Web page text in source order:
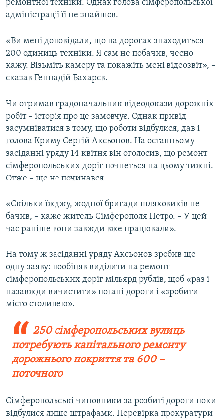
ремонтної техніки. Однак голова сімферопольської
адміністрації її не знайшов.
«Ви мені доповідали, що на дорогах знаходиться
200 одиниць техніки. Я сам не побачив, чесно
кажу. Візьміть камеру та покажіть мені відеозвіт», –
сказав Геннадій Бахарєв.
Чи отримав градоначальник відеодокази дорожніх
робіт – історія про це замовчує. Однак привід
засумніватися в тому, що роботи відбулися, дав і
голова Криму Сергій Аксьонов. На останньому
засіданні уряду 14 квітня він оголосив, що ремонт
сімферопольських доріг почнеться на цьому тижні.
Отже – ще не починався.
«Скільки їжджу, жодної бригади шляховиків не
бачив, – каже житель Сімферополя Петро. – У цей
час раніше вони завжди вже працювали».
На тому ж засіданні уряду Аксьонов зробив ще
одну заяву: пообіцяв виділити на ремонт
сімферопольських доріг мільярд рублів, щоб «раз і
назавжди вичистити» погані дороги і «зробити
місто столицею».
250 сімферопольських вулиць
потребують капітального ремонту
дорожнього покриття та 600 –
поточного
Сімферопольські чиновники за розбиті дороги поки
відбулися лише штрафами. Перевірка прокуратури